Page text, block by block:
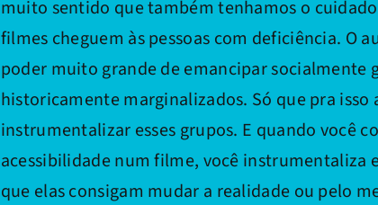
muito sentido que também tenhamos o
filmes cheguem às pessoas com deficiência. O
poder muito grande de emancipar socialmente
historicamente marginalizados. Só que pra isso
instrumentalizar esses grupos. E quando você
acessibilidade num filme, você instrumentaliza
que elas consigam mudar a realidade ou pelo